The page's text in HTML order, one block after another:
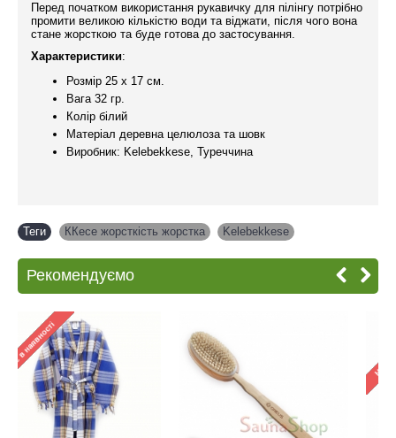
Перед початком використання рукавичку для пілінгу потрібно
промити великою кількістю води та віджати, після чого вона
стане жорсткою та буде готова до застосування.
Характеристики:
Розмір 25 х 17 см.
Вага 32 гр.
Колір білий
Матеріал деревна целюлоза та шовк
Виробник: Kelebekkese, Туреччина
Теги ККесе жорсткість жорстка Kelebekkese
Рекомендуємо